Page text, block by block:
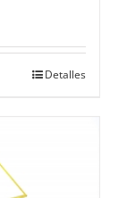
Detalles